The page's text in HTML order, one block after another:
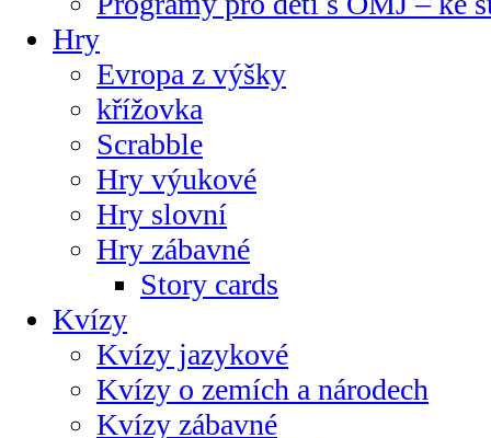
Hry
Evropa z výšky
křížovka
Scrabble
Hry výukové
Hry slovní
Hry zábavné
Story cards
Kvízy
Kvízy jazykové
Kvízy o zemích a národech
Kvízy zábavné